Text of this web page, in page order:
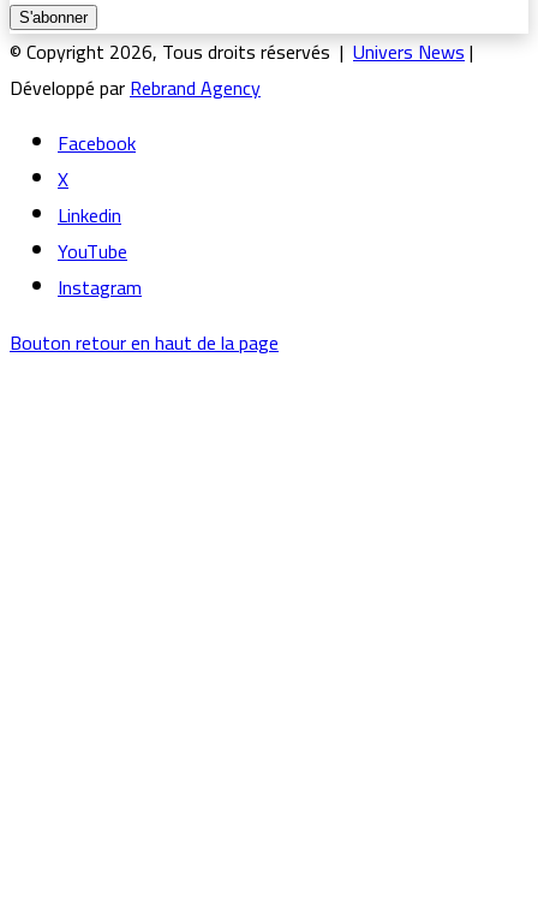
© Copyright 2026, Tous droits réservés |Univers News|
Développé parRebrand Agency
Facebook
X
Linkedin
YouTube
Instagram
Bouton retour en haut de la page